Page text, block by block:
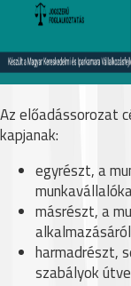
Az előadássorozat
kapjanak:
egyrészt, a
másrészt, a
harmadrészt,
szabályok